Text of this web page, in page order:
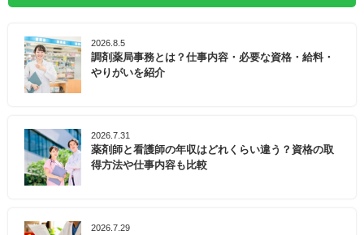
2026.8.5
調剤薬局事務とは？仕事内容・必要な資格・給料・
やりがいを紹介
2026.7.31
薬剤師と看護師の年収はどれくらい違う？資格の取
得方法や仕事内容も比較
2026.7.29